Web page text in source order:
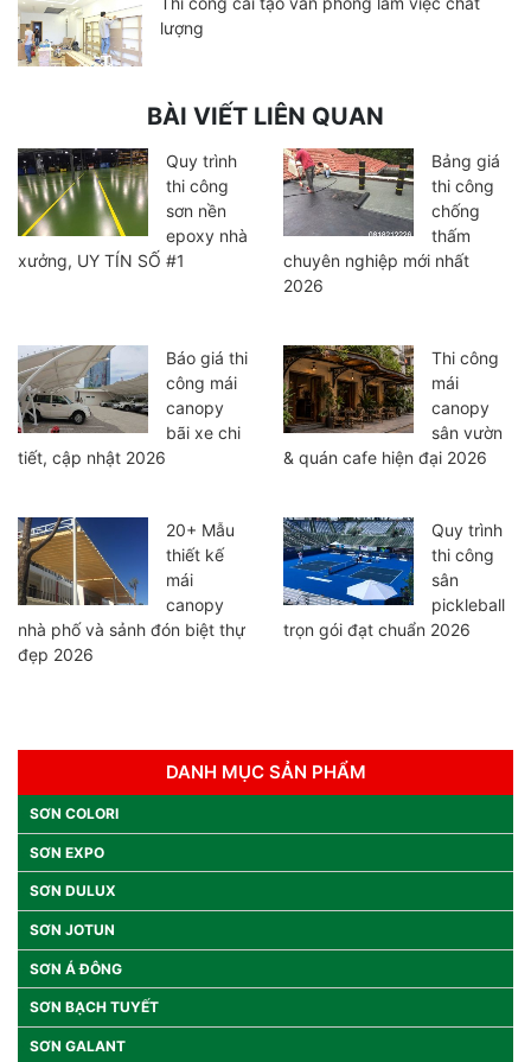
lượng
BÀI VIẾT LIÊN QUAN
Quy trình
thi công
sơn nền
epoxy nhà
xưởng, UY TÍN SỐ #1
Bảng giá
thi công
chống
thấm
chuyên nghiệp mới nhất
2026
Báo giá thi
công mái
canopy
bãi xe chi
tiết, cập nhật 2026
Thi công
mái
canopy
sân vườn
& quán cafe hiện đại 2026
20+ Mẫu
thiết kế
mái
canopy
nhà phố và sảnh đón biệt thự
đẹp 2026
Quy trình
thi công
sân
pickleball
trọn gói đạt chuẩn 2026
DANH MỤC SẢN PHẨM
SƠN COLORI
SƠN EXPO
SƠN DULUX
SƠN JOTUN
SƠN Á ĐÔNG
SƠN BẠCH TUYẾT
SƠN GALANT